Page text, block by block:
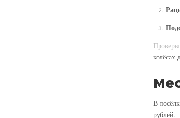
колёсах
В
рублей.